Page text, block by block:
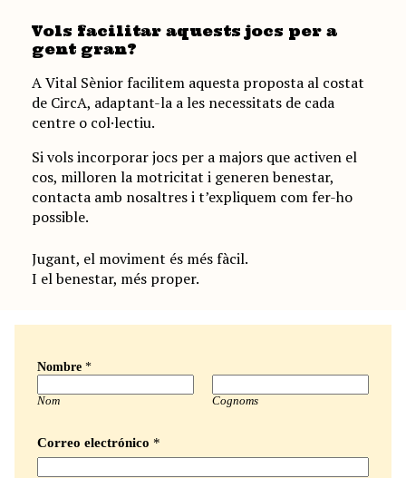
Vols facilitar aquests jocs per a
gent gran?
A Vital Sènior facilitem aquesta proposta al costat
de CircA, adaptant-la a les necessitats de cada
centre o col·lectiu.
Si vols incorporar jocs per a majors que activen el
cos, milloren la motricitat i generen benestar,
contacta amb nosaltres i t’expliquem com fer-ho
possible.
Jugant, el moviment és més fàcil.
I el benestar, més proper.
Nombre *
Nom Cognoms
Correo electrónico *